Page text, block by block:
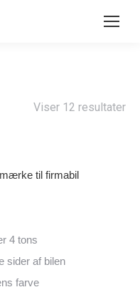
Viser 12 resultater
til firmabil
4 tons
sider af bilen
farve